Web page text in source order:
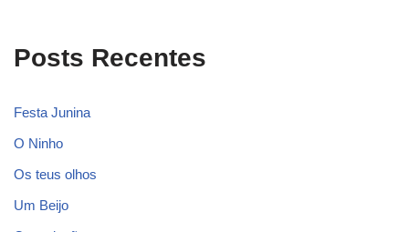
Posts Recentes
Festa Junina
O Ninho
Os teus olhos
Um Beijo